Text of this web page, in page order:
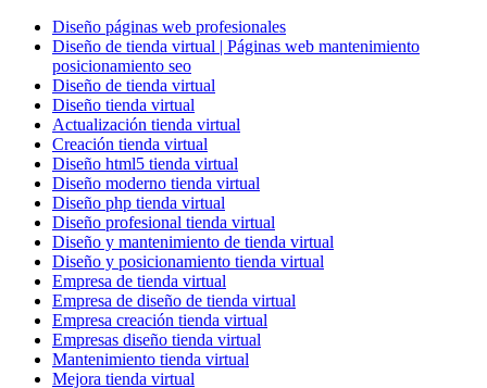
Diseño páginas web profesionales
Diseño de tienda virtual | Páginas web mantenimiento
posicionamiento seo
Diseño de tienda virtual
Diseño tienda virtual
Actualización tienda virtual
Creación tienda virtual
Diseño html5 tienda virtual
Diseño moderno tienda virtual
Diseño php tienda virtual
Diseño profesional tienda virtual
Diseño y mantenimiento de tienda virtual
Diseño y posicionamiento tienda virtual
Empresa de tienda virtual
Empresa de diseño de tienda virtual
Empresa creación tienda virtual
Empresas diseño tienda virtual
Mantenimiento tienda virtual
Mejora tienda virtual